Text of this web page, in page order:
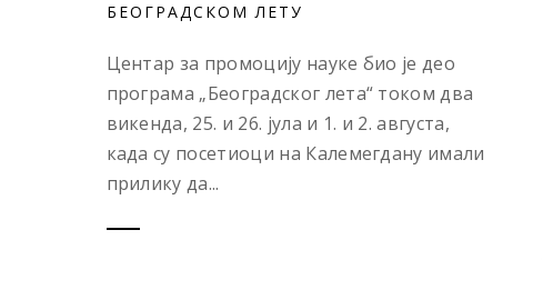
БЕОГРАДСКОМ ЛЕТУ
Центар за промоцију науке био је део
програма „Београдског лета“ током два
викенда, 25. и 26. јула и 1. и 2. августа,
када су посетиоци на Калемегдану имали
прилику да...